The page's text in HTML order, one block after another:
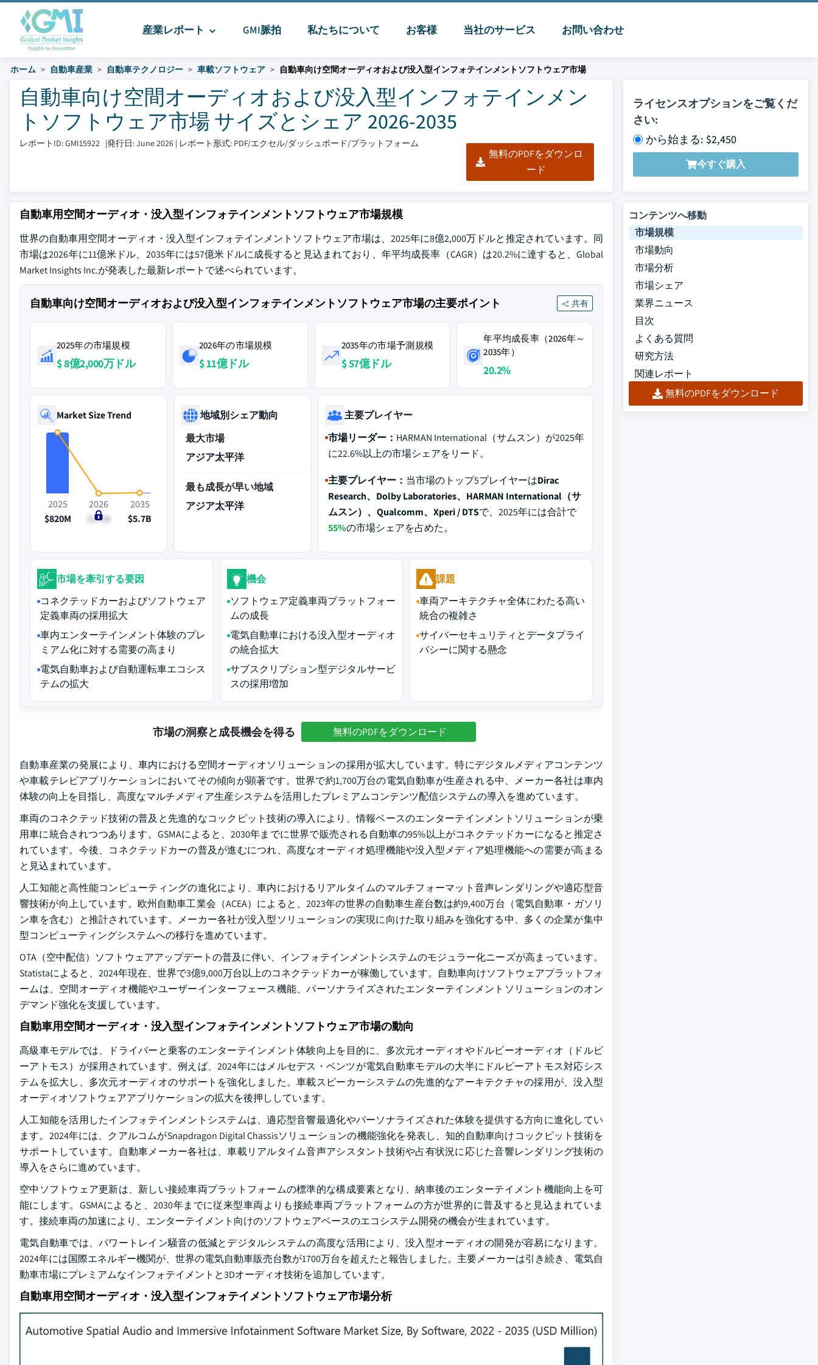
産業レポート GMI脈拍 私たちについて お客様 当社のサービス お問い合わせ
ホーム 自動車産業 自動車テクノロジー 車載ソフトウェア 自動車向け空間オーディオおよび没入型インフォテインメントソフトウェア市場
自動車向け空間オーディオおよび没入型インフォテインメン
トソフトウェア市場 サイズとシェア 2026-2035
レポートID: GMI15922 |発行日: June 2026 | レポート形式: PDF/エクセル/ダッシュボード/プラットフォーム
無料のPDFをダウンロ
ード
ライセンスオプションをご覧くだ
さい:
から始まる: $2,450
今すぐ購入
自動車用空間オーディオ・没入型インフォテインメントソフトウェア市場規模
世界の自動車用空間オーディオ・没入型インフォテインメントソフトウェア市場は、2025年に8億2,000万ドルと推定されています。同
市場は2026年に11億米ドル、2035年には57億米ドルに成長すると見込まれており、年平均成長率（CAGR）は20.2%に達すると、Global
Market Insights Inc.が発表した最新レポートで述べられています。
自動車向け空間オーディオおよび没入型インフォテインメントソフトウェア市場の主要ポイント 共有
2025年の市場規模
$ 8億2,000万ドル
2026年の市場規模
$ 11億ドル
2035年の市場予測規模
$ 57億ドル
年平均成長率（2026年～
2035年）
20.2%
Market Size Trend
2025
$820M
2026
$1.1B
2035
$5.7B
地域別シェア動向
最大市場
アジア太平洋
最も成長が早い地域
アジア太平洋
主要プレイヤー
市場リーダー： HARMAN International（サムスン）が2025年
に22.6%以上の市場シェアをリード。
主要プレイヤー： 当市場のトップ5プレイヤーはDirac
Research、Dolby Laboratories、HARMAN International（サ
ムスン）、Qualcomm、Xperi / DTSで、2025年には合計で
55%の市場シェアを占めた。
市場を牽引する要因
コネクテッドカーおよびソフトウェア
定義車両の採用拡大
車内エンターテインメント体験のプレ
ミアム化に対する需要の高まり
電気自動車および自動運転車エコシス
テムの拡大
機会
ソフトウェア定義車両プラットフォー
ムの成長
電気自動車における没入型オーディオ
の統合拡大
サブスクリプション型デジタルサービ
スの採用増加
課題
車両アーキテクチャ全体にわたる高い
統合の複雑さ
サイバーセキュリティとデータプライ
バシーに関する懸念
市場の洞察と成長機会を得る 無料のPDFをダウンロード
自動車産業の発展により、車内における空間オーディオソリューションの採用が拡大しています。特にデジタルメディアコンテンツ
や車載テレビアプリケーションにおいてその傾向が顕著です。世界で約1,700万台の電気自動車が生産される中、メーカー各社は車内
体験の向上を目指し、高度なマルチメディア生産システムを活用したプレミアムコンテンツ配信システムの導入を進めています。
車両のコネクテッド技術の普及と先進的なコックピット技術の導入により、情報ベースのエンターテインメントソリューションが乗
用車に統合されつつあります。GSMAによると、2030年までに世界で販売される自動車の95%以上がコネクテッドカーになると推定さ
れています。今後、コネクテッドカーの普及が進むにつれ、高度なオーディオ処理機能や没入型メディア処理機能への需要が高まる
と見込まれています。
人工知能と高性能コンピューティングの進化により、車内におけるリアルタイムのマルチフォーマット音声レンダリングや適応型音
響技術が向上しています。欧州自動車工業会（ACEA）によると、2023年の世界の自動車生産台数は約9,400万台（電気自動車・ガソリ
ン車を含む）と推計されています。メーカー各社が没入型ソリューションの実現に向けた取り組みを強化する中、多くの企業が集中
型コンピューティングシステムへの移行を進めています。
OTA（空中配信）ソフトウェアアップデートの普及に伴い、インフォテインメントシステムのモジュラー化ニーズが高まっています。
Statistaによると、2024年現在、世界で3億9,000万台以上のコネクテッドカーが稼働しています。自動車向けソフトウェアプラットフォ
ームは、空間オーディオ機能やユーザーインターフェース機能、パーソナライズされたエンターテインメントソリューションのオン
デマンド強化を支援しています。
自動車用空間オーディオ・没入型インフォテインメントソフトウェア市場の動向
高級車モデルでは、ドライバーと乗客のエンターテインメント体験向上を目的に、多次元オーディオやドルビーオーディオ（ドルビ
ーアトモス）が採用されています。例えば、2024年にはメルセデス・ベンツが電気自動車モデルの大半にドルビーアトモス対応シス
テムを拡大し、多次元オーディオのサポートを強化しました。車載スピーカーシステムの先進的なアーキテクチャの採用が、没入型
オーディオソフトウェアアプリケーションの拡大を後押ししています。
人工知能を活用したインフォテインメントシステムは、適応型音響最適化やパーソナライズされた体験を提供する方向に進化してい
ます。2024年には、クアルコムがSnapdragon Digital Chassisソリューションの機能強化を発表し、知的自動車向けコックピット技術を
サポートしています。自動車メーカー各社は、車載リアルタイム音声アシスタント技術や占有状況に応じた音響レンダリング技術の
導入をさらに進めています。
空中ソフトウェア更新は、新しい接続車両プラットフォームの標準的な構成要素となり、納車後のエンターテイメント機能向上を可
能にします。GSMAによると、2030年までに従来型車両よりも接続車両プラットフォームの方が世界的に普及すると見込まれていま
す。接続車両の加速により、エンターテイメント向けのソフトウェアベースのエコシステム開発の機会が生まれています。
電気自動車では、パワートレイン騒音の低減とデジタルシステムの高度な活用により、没入型オーディオの開発が容易になります。
2024年には国際エネルギー機関が、世界の電気自動車販売台数が1700万台を超えたと報告しました。主要メーカーは引き続き、電気自
動車市場にプレミアムなインフォテイメントと3Dオーディオ技術を追加しています。
自動車用空間オーディオ・没入型インフォテイメントソフトウェア市場分析
コンテンツへ移動
市場規模
市場動向
市場分析
市場シェア
業界ニュース
目次
よくある質問
研究方法
関連レポート
無料のPDFをダウンロード